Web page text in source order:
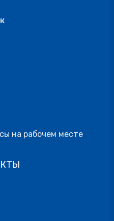
на рабочем месте